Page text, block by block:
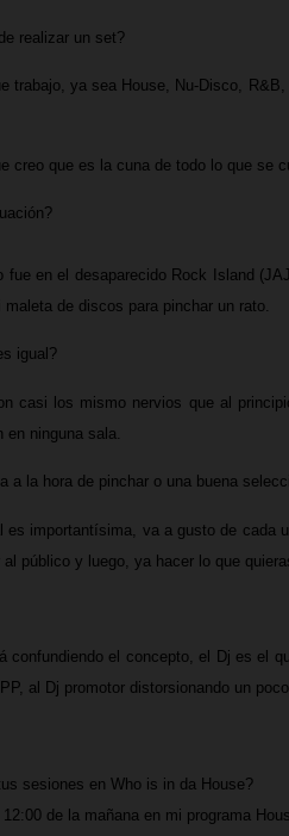
realizar un set?
trabajo, ya sea House, Nu-Disco,
creo que es la cuna de todo lo que se
fue en el desaparecido Rock Island
de discos para pinchar un rato.
igual?
casi los mismo nervios que al
ninguna sala.
a la hora de pinchar o una buena
importantísima, va a gusto de
público y luego, ya hacer lo que
confundiendo el concepto, el Dj es el
al Dj promotor distorsionando un
sesiones en Who is in da House?
de la mañana en mi programa